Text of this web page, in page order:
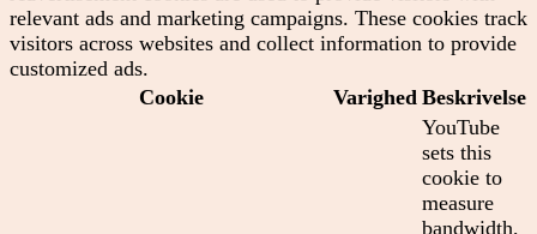
relevant ads and marketing campaigns. These cookies track
visitors across websites and collect information to provide
customized ads.
Cookie
Varighed Beskrivelse
YouTube
sets this
cookie to
measure
bandwidth,